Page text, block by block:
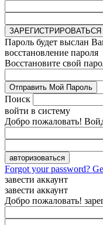
Пароль будет выслан
восстановление пароля
Восстановите свой
Поиск
войти в систему
Добро пожаловать!
Forgot your password?
завести аккаунт
завести аккаунт
Добро пожаловать!